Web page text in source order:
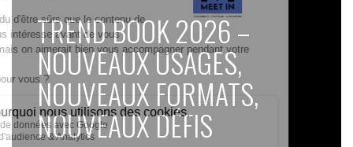
TREND BOOK 2026 –
NOUVEAUX USAGES,
NOUVEAUX FORMATS,
NOUVEAUX DÉFIS